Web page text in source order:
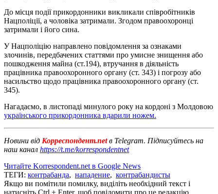
До місця події прикордонники викликали співробітників
Нацполіції, а чоловіка затримали. Згодом правоохоронці
затримали і його сина.
У Нацполіцію направлено повідомлення за ознаками
злочинів, передбачених статтями про умисне знищення або
пошкодження майна (ст.194), втручання в діяльність
працівника правоохоронного органу (ст. 343) і погрозу або
насильство щодо працівника правоохоронного органу (ст.
345).
Нагадаємо, в листопаді минулого року на кордоні з Молдовою
українського прикордонника вдарили ножем.
Новини від Корреспондент.netв Telegram. Підписуйтесь на
наш канал https://t.me/korrespondentnet
Читайте Korrespondent.net в Google News
ТЕГИ: контрабанда, нападение, контрабандисты
Якщо ви помітили помилку, виділіть необхідний текст і
натисніть Ctrl + Enter, щоб повідомити про це редакцію.